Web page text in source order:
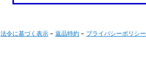
法令に基づく表示 返品特約 プライバシーポリシー